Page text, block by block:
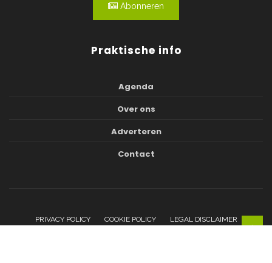
Abonneren
Praktische info
Agenda
Over ons
Adverteren
Contact
PRIVACY POLICY COOKIE POLICY LEGAL DISCLAIMER